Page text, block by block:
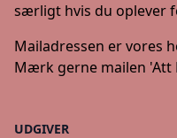
særligt hvis du oplever
Mailadressen er vores
Mærk gerne mailen 'Att
UDGIVER